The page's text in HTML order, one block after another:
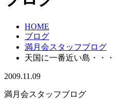
HOME
ブログ
満月会スタッフブログ
天国に一番近い島・・・
2009.11.09
満月会スタッフブログ